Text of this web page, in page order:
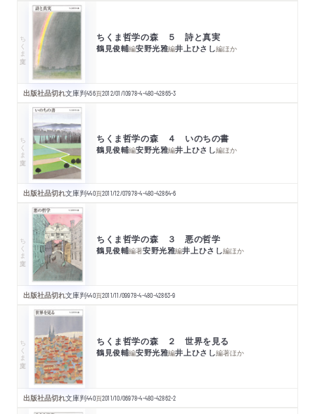
ちくま文庫 ちくま哲学の森 ５ 詩と真実
鶴見俊輔編安野光雅編井上ひさし編ほか
出版社品切れ文庫判456頁2012/01/10978-4-480-42865-3
ちくま文庫 ちくま哲学の森 ４ いのちの書
鶴見俊輔編安野光雅編井上ひさし編ほか
出版社品切れ文庫判440頁2011/12/07978-4-480-42864-6
ちくま文庫 ちくま哲学の森 ３ 悪の哲学
鶴見俊輔編著安野光雅編井上ひさし編ほか
出版社品切れ文庫判440頁2011/11/09978-4-480-42863-9
ちくま文庫 ちくま哲学の森 ２ 世界を見る
鶴見俊輔編安野光雅編井上ひさし編著ほか
出版社品切れ文庫判440頁2011/10/06978-4-480-42862-2